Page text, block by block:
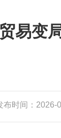
易
布时间：2026-